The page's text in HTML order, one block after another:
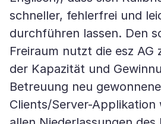
schneller, fehlerfrei und
durchführen lassen. Den
Freiraum nutzt die esz AG
der Kapazität und
Betreuung neu
Clients/Server-Applikation